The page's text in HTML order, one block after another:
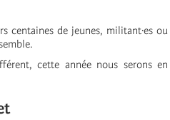
centaines de jeunes, militant·es ou
cette année nous serons en